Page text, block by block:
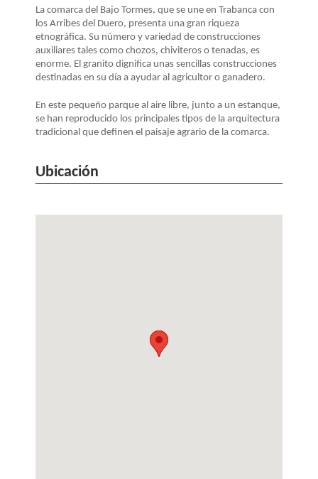
NAVEGACIÓN
La comarca del Bajo Tormes, que se une en Trabanca con
los Arribes del Duero, presenta una gran riqueza
etnográfica. Su número y variedad de construcciones
auxiliares tales como chozos, chiviteros o tenadas, es
enorme. El granito dignifica unas sencillas construcciones
destinadas en su día a ayudar al agricultor o ganadero.
En este pequeño parque al aire libre, junto a un estanque,
se han reproducido los principales tipos de la arquitectura
tradicional que definen el paisaje agrario de la comarca.
Ubicación